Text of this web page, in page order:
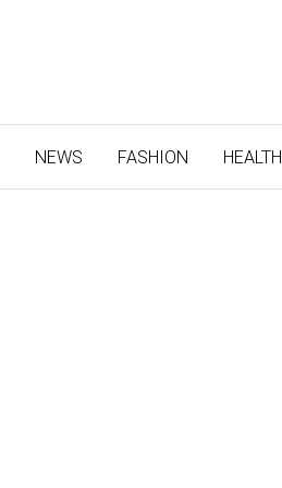
NEWS (CURRENT)
FASHION HEALTH